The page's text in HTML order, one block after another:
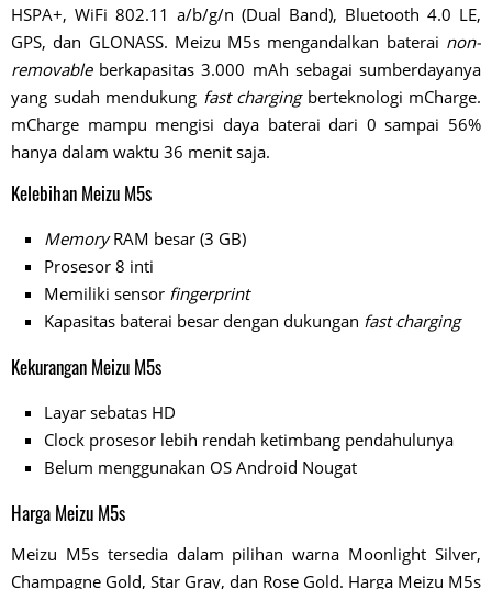
HSPA+, WiFi 802.11 a/b/g/n (Dual Band), Bluetooth 4.0 LE,
GPS, dan GLONASS. Meizu M5s mengandalkan baterai non-
removableberkapasitas 3.000 mAh sebagai sumberdayanya
yang sudah mendukung fast chargingberteknologi mCharge.
mCharge mampu mengisi daya baterai dari 0 sampai 56%
hanya dalam waktu 36 menit saja.
Kelebihan Meizu M5s
MemoryRAM besar (3 GB)
Prosesor 8 inti
Memiliki sensor fingerprint
Kapasitas baterai besar dengan dukungan fast charging
Kekurangan Meizu M5s
Layar sebatas HD
Clock prosesor lebih rendah ketimbang pendahulunya
Belum menggunakan OS Android Nougat
Harga Meizu M5s
Meizu M5s tersedia dalam pilihan warna Moonlight Silver,
Champagne Gold, Star Gray, dan Rose Gold. Harga Meizu M5s